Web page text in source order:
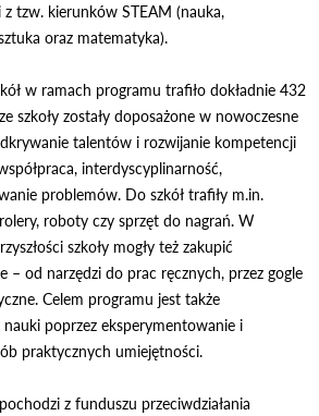
z tzw. kierunków STEAM (nauka,
oraz matematyka).
w ramach programu trafiło dokładnie 432
szkoły zostały doposażone w nowoczesne
talentów i rozwijanie kompetencji
interdyscyplinarność,
problemów. Do szkół trafiły m.in.
roboty czy sprzęt do nagrań. W
szkoły mogły też zakupić
– od narzędzi do prac ręcznych, przez gogle
Celem programu jest także
nauki poprzez eksperymentowanie i
praktycznych umiejętności.
z funduszu przeciwdziałania